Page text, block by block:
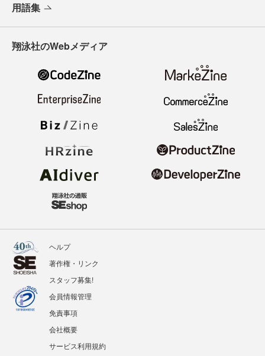
用語集
翔泳社のWebメディア
ヘルプ
著作権・リンク
スタッフ募集!
会員情報管理
免責事項
会社概要
サービス利用規約